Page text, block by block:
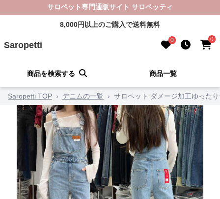
サロペット専門通販サイト サロペッティ
8,000円以上のご購入で送料無料
Saropetti 0 0
商品を検索する 商品一覧
Saropetti TOP › デニムの一覧 › サロペット ダメージ加工ゆった